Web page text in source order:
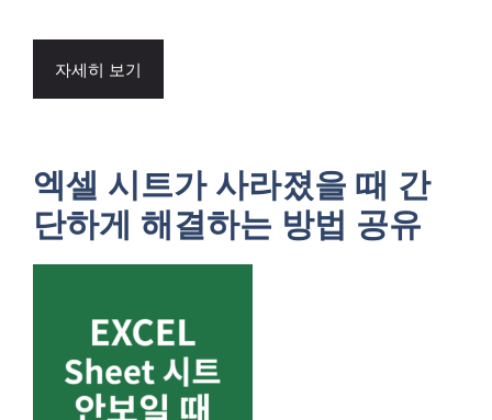
자세히 보기
엑셀 시트가 사라졌을 때 간
단하게 해결하는 방법 공유